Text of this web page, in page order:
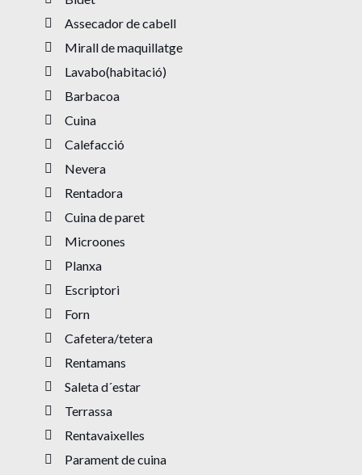
Assecador de cabell
Mirall de maquillatge
Lavabo(habitació)
Barbacoa
Cuina
Calefacció
Nevera
Rentadora
Cuina de paret
Microones
Planxa
Escriptori
Forn
Cafetera/tetera
Rentamans
Saleta d´estar
Terrassa
Rentavaixelles
Parament de cuina